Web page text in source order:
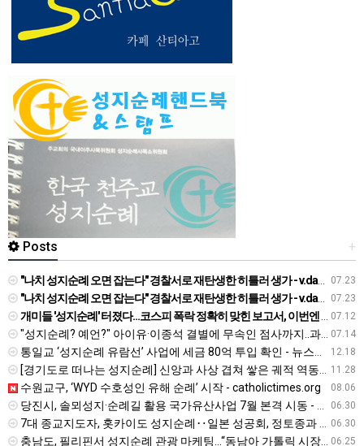
+
Posts
07.23
"나치 성지순례 오면 잡는다" 경찰서로 재탄생한 히틀러 생가 - v.daum.net
07.23
"나치 성지순례 오면 잡는다" 경찰서로 재탄생한 히틀러 생가 - v.daum.net
07.12
개미들 '성지순례' 터졌다…코스피 폭락 정확히 맞힌 보고서, 이번엔 "지금 사야" - 네이트
07.14
"성지순례? 예언?" 아이유·이종석 결별에 무속인 점사까지..과도한 추측 '눈살' [Oh!쎈 초점] - v.daum.net
12.18
통일교 ‘성지순례 유람선’ 사업에 세금 80억 투입 확인 - 뉴스타파
11.28
[경기도로 떠나는 성지순례] 신앙과 사상 겹쳐 쌓은 궤적 역동하는 도시를 이루다 - v.daum.net
08.06
수원교구, ‘WYD 수호성인 유해 순례’ 시작 - catholictimes.org
06.30
당진시, 솔뫼성지·순례길 활용 국가유산사업 7월 본격 시동 - 밥상뉴스
06.30
7대 종교지도자, 홋카이도 성지순례‥일본 성공회, 정토종과 교류 - btnnews.tv
06.25
충남도, 필리핀서 성지순례 관광 마케팅…“동남아 가톨릭 시장 공략” - newskorea.ne.kr